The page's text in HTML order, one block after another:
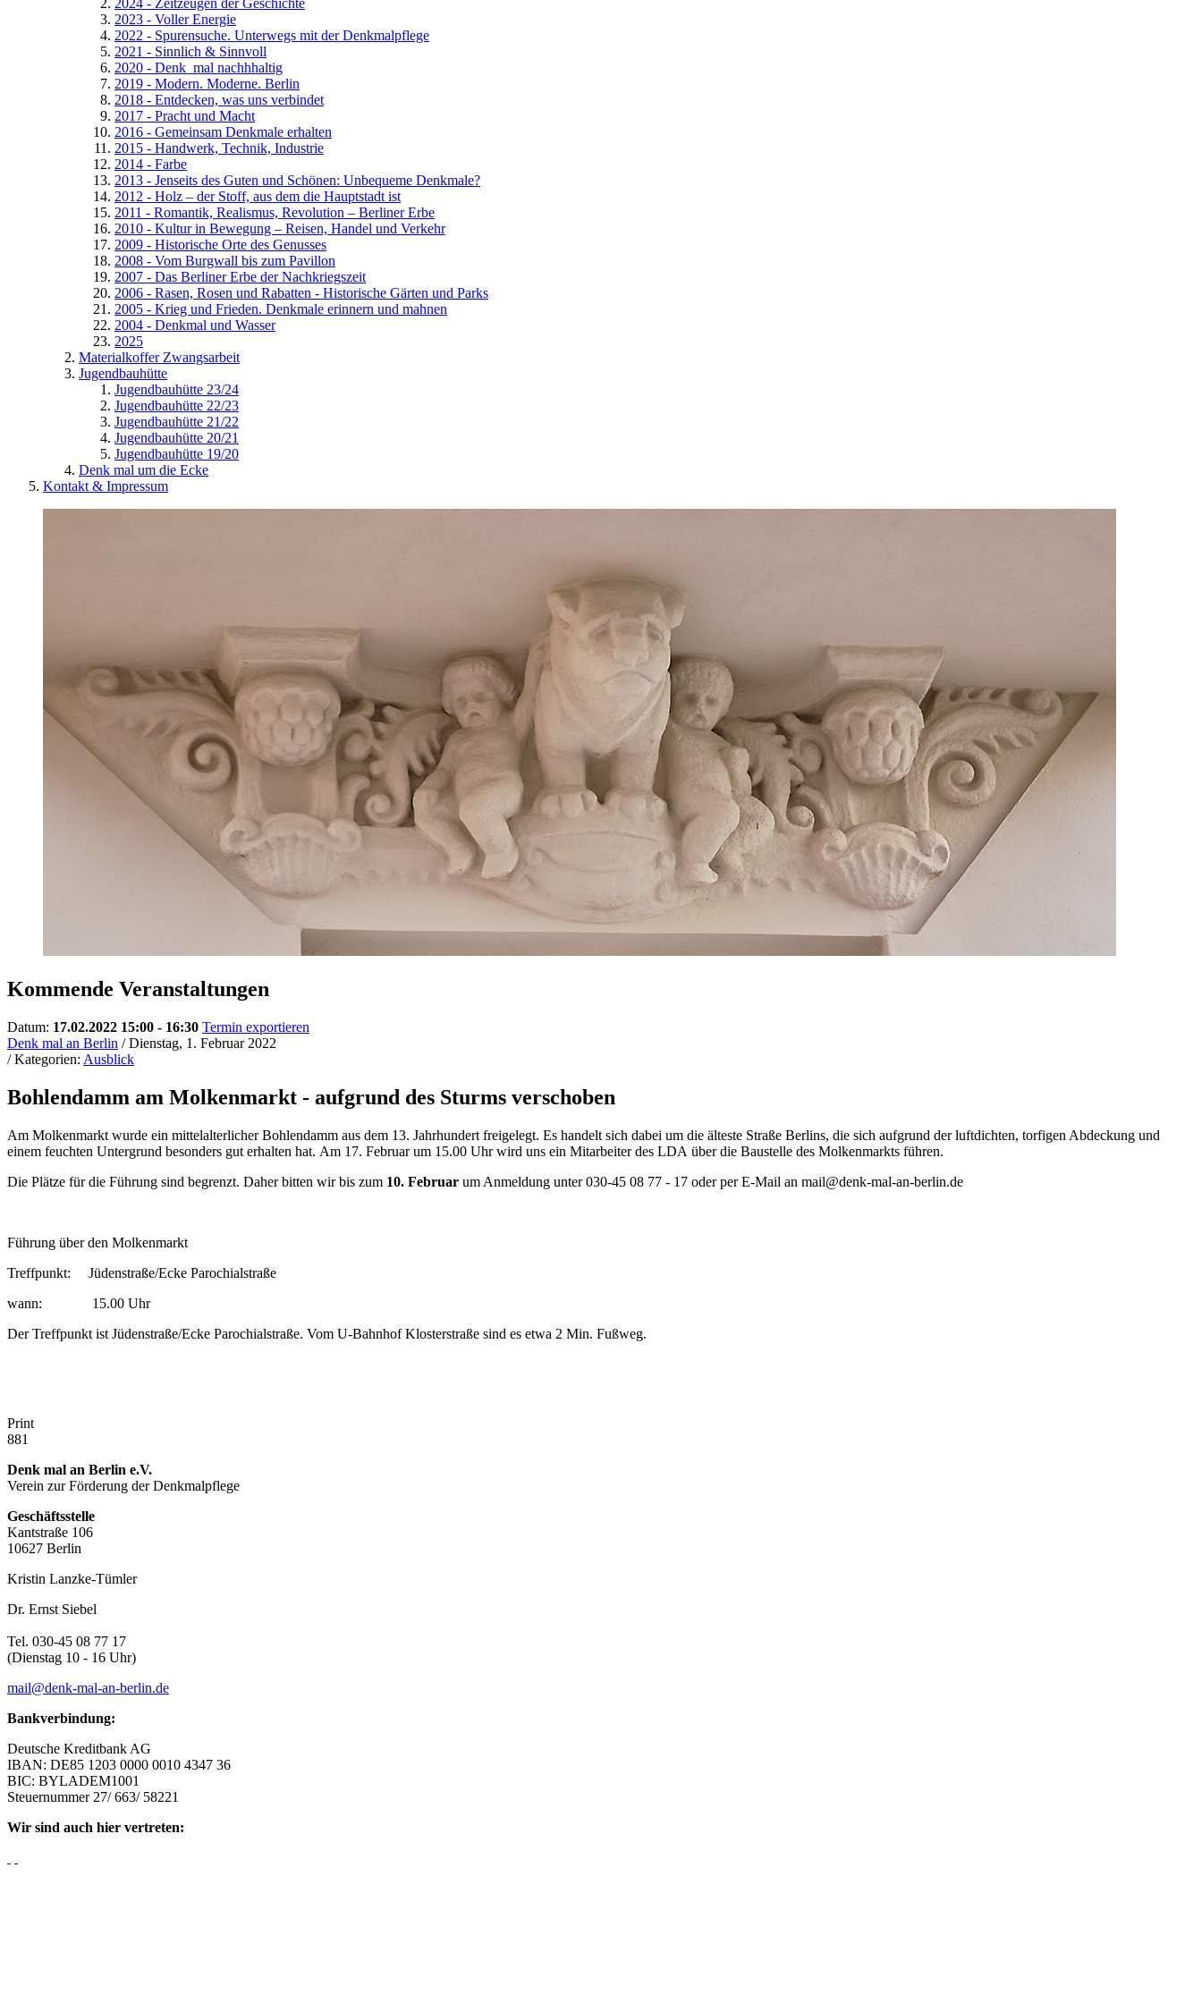
2024 - Zeitzeugen der Geschichte
2023 - Voller Energie
2022 - Spurensuche. Unterwegs mit der Denkmalpflege
2021 - Sinnlich & Sinnvoll
2020 - Denk_mal nachhhaltig
2019 - Modern. Moderne. Berlin
2018 - Entdecken, was uns verbindet
2017 - Pracht und Macht
2016 - Gemeinsam Denkmale erhalten
2015 - Handwerk, Technik, Industrie
2014 - Farbe
2013 - Jenseits des Guten und Schönen: Unbequeme Denkmale?
2012 - Holz – der Stoff, aus dem die Hauptstadt ist
2011 - Romantik, Realismus, Revolution – Berliner Erbe
2010 - Kultur in Bewegung – Reisen, Handel und Verkehr
2009 - Historische Orte des Genusses
2008 - Vom Burgwall bis zum Pavillon
2007 - Das Berliner Erbe der Nachkriegszeit
2006 - Rasen, Rosen und Rabatten - Historische Gärten und Parks
2005 - Krieg und Frieden. Denkmale erinnern und mahnen
2004 - Denkmal und Wasser
2025
Materialkoffer Zwangsarbeit
Jugendbauhütte
Jugendbauhütte 23/24
Jugendbauhütte 22/23
Jugendbauhütte 21/22
Jugendbauhütte 20/21
Jugendbauhütte 19/20
Denk mal um die Ecke
Kontakt & Impressum
Kommende Veranstaltungen
Datum: 17.02.2022 15:00 - 16:30 Termin exportieren
Denk mal an Berlin / Dienstag, 1. Februar 2022
/ Kategorien: Ausblick
Bohlendamm am Molkenmarkt - aufgrund des Sturms verschoben
Am Molkenmarkt wurde ein mittelalterlicher Bohlendamm aus dem 13. Jahrhundert freigelegt. Es handelt sich dabei um die älteste Straße Berlins, die sich aufgrund der luftdichten, torfigen Abdeckung und
einem feuchten Untergrund besonders gut erhalten hat. Am 17. Februar um 15.00 Uhr wird uns ein Mitarbeiter des LDA über die Baustelle des Molkenmarkts führen.
Die Plätze für die Führung sind begrenzt. Daher bitten wir bis zum 10. Februar um Anmeldung unter 030-45 08 77 - 17 oder per E-Mail an mail@denk-mal-an-berlin.de
Führung über den Molkenmarkt
Treffpunkt: Jüdenstraße/Ecke Parochialstraße
wann: 15.00 Uhr
Der Treffpunkt ist Jüdenstraße/Ecke Parochialstraße. Vom U-Bahnhof Klosterstraße sind es etwa 2 Min. Fußweg.
Print
881
Denk mal an Berlin e.V.
Verein zur Förderung der Denkmalpflege
Geschäftsstelle
Kantstraße 106
10627 Berlin
Kristin Lanzke-Tümler
Dr. Ernst Siebel
Tel. 030-45 08 77 17
(Dienstag 10 - 16 Uhr)
mail@denk-mal-an-berlin.de
Bankverbindung:
Deutsche Kreditbank AG
IBAN: DE85 1203 0000 0010 4347 36
BIC: BYLADEM1001
Steuernummer 27/ 663/ 58221
Wir sind auch hier vertreten: